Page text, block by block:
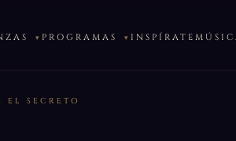
PROGRAMAS INSPÍRATE
EL SECRETO